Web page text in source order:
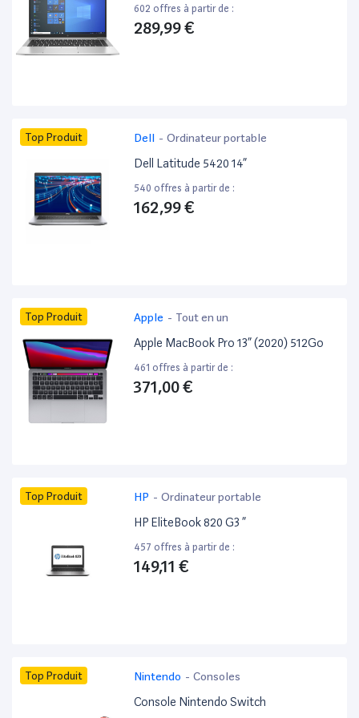
602 offres à partir de :
289,99 €
Top Produit Dell - Ordinateur portable
Dell Latitude 5420 14”
540 offres à partir de :
162,99 €
Top Produit Apple - Tout en un
Apple MacBook Pro 13” (2020) 512Go
461 offres à partir de :
371,00 €
Top Produit HP - Ordinateur portable
HP EliteBook 820 G3 ”
457 offres à partir de :
149,11 €
Top Produit Nintendo - Consoles
Console Nintendo Switch